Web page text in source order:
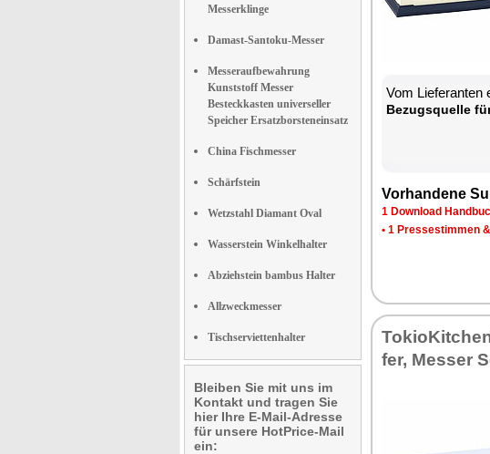
Messerklinge
Damast-Santoku-Messer
Messeraufbewahrung
Kunststoff Messer
Besteckkasten universeller
Speicher Ersatzborsteneinsatz
China Fischmesser
Schärfstein
Wetzstahl Diamant Oval
Wasserstein Winkelhalter
Abziehstein bambus Halter
Allzweckmesser
Tischserviettenhalter
Bleiben Sie mit uns im
Kontakt und tragen Sie
hier Ihre E-Mail-Adresse
für unsere HotPrice-Mail
ein:
Vom Lie­fe­ran­ten
Be­zugs­quel­le
Vor­han­de­ne
1 Down­load
• 1 Pres­se­stim­men
fer, Mes­ser